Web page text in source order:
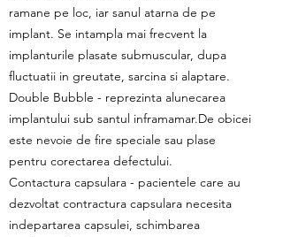
ramane pe loc, iar sanul atarna de pe
implant. Se intampla mai frecvent la
implanturile plasate submuscular, dupa
fluctuatii in greutate, sarcina si alaptare.
Double Bubble - reprezinta alunecarea
implantului sub santul inframamar.De obicei
este nevoie de fire speciale sau plase
pentru corectarea defectului.
Contactura capsulara - pacientele care au
dezvoltat contractura capsulara necesita
indepartarea capsulei, schimbarea